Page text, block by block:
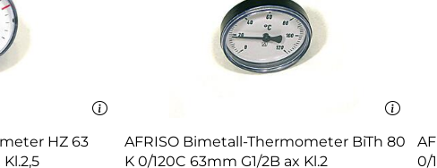
HZ 63
AFRISO Bimetall-Thermometer BiTh 80
K 0/120C 63mm G1/2B ax Kl.2
0/